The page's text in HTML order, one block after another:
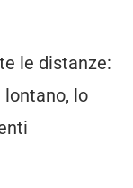
le distanze:
lo